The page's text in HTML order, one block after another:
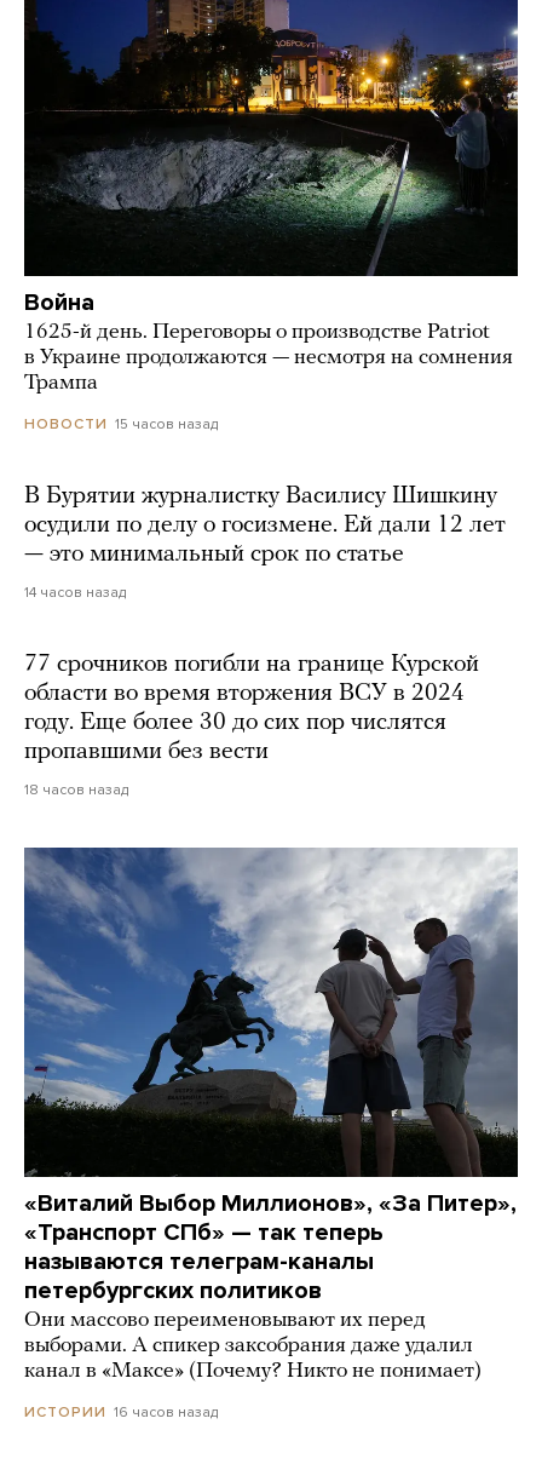
Война
1625-й день. Переговоры о производстве Patriot
в Украине продолжаются — несмотря на сомнения
Трампа
НОВОСТИ 15 часов назад
В Бурятии журналистку Василису Шишкину
осудили по делу о госизмене. Ей дали 12 лет
— это минимальный срок по статье
14 часов назад
77 срочников погибли на границе Курской
области во время вторжения ВСУ в 2024
году. Еще более 30 до сих пор числятся
пропавшими без вести
18 часов назад
«Виталий Выбор Миллионов», «За Питер»,
«Транспорт СПб» — так теперь
называются телеграм-каналы
петербургских политиков
Они массово переименовывают их перед
выборами. А спикер заксобрания даже удалил
канал в «Максе» (Почему? Никто не понимает)
ИСТОРИИ 16 часов назад